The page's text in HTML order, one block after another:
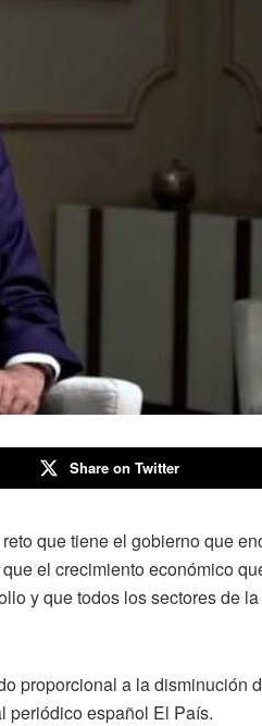
Share on Twitter
que tiene el gobierno que
el crecimiento económico
y que todos los sectores de la
proporcional a la disminución
periódico español El País.